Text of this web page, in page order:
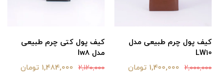
کیف پول چرم طبیعی مدل
LW10
2,000,000 1,400,000 تومان
کیف پول کتی چرم طبیعی
مدل lw8
2,120,000 1,484,000 تومان